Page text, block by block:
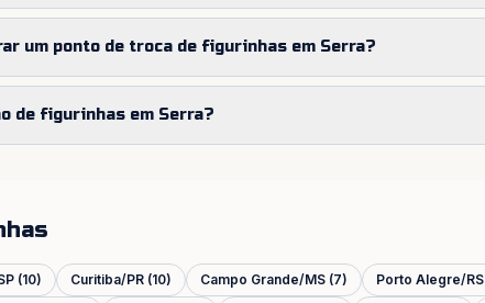
um ponto de troca de figurinhas em Serra?
de figurinhas em Serra?
(10) Curitiba/PR (10) Campo Grande/MS (7) Porto Alegre/RS